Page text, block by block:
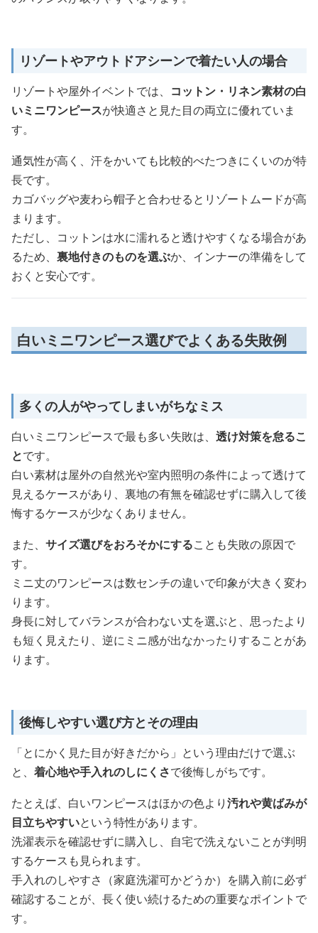
リゾートやアウトドアシーンで着たい人の場合
リゾートや屋外イベントでは、 コットン・リネン素材の白
いミニワンピースが快適さと見た目の両立に優れていま
す。
通気性が高く、汗をかいても比較的べたつきにくいのが特
長です。
カゴバッグや麦わら帽子と合わせるとリゾートムードが高
まります。
ただし、コットンは水に濡れると透けやすくなる場合があ
るため、 裏地付きのものを選ぶか、インナーの準備をして
おくと安心です。
白いミニワンピース選びでよくある失敗例
多くの人がやってしまいがちなミス
白いミニワンピースで最も多い失敗は、 透け対策を怠るこ
とです。
白い素材は屋外の自然光や室内照明の条件によって透けて
見えるケースがあり、裏地の有無を確認せずに購入して後
悔するケースが少なくありません。
また、 サイズ選びをおろそかにすることも失敗の原因で
す。
ミニ丈のワンピースは数センチの違いで印象が大きく変わ
ります。
身長に対してバランスが合わない丈を選ぶと、思ったより
も短く見えたり、逆にミニ感が出なかったりすることがあ
ります。
後悔しやすい選び方とその理由
「とにかく見た目が好きだから」という理由だけで選ぶ
と、 着心地や手入れのしにくさで後悔しがちです。
たとえば、白いワンピースはほかの色より汚れや黄ばみが
目立ちやすいという特性があります。
洗濯表示を確認せずに購入し、自宅で洗えないことが判明
するケースも見られます。
手入れのしやすさ（家庭洗濯可かどうか）を購入前に必ず
確認することが、長く使い続けるための重要なポイントで
す。